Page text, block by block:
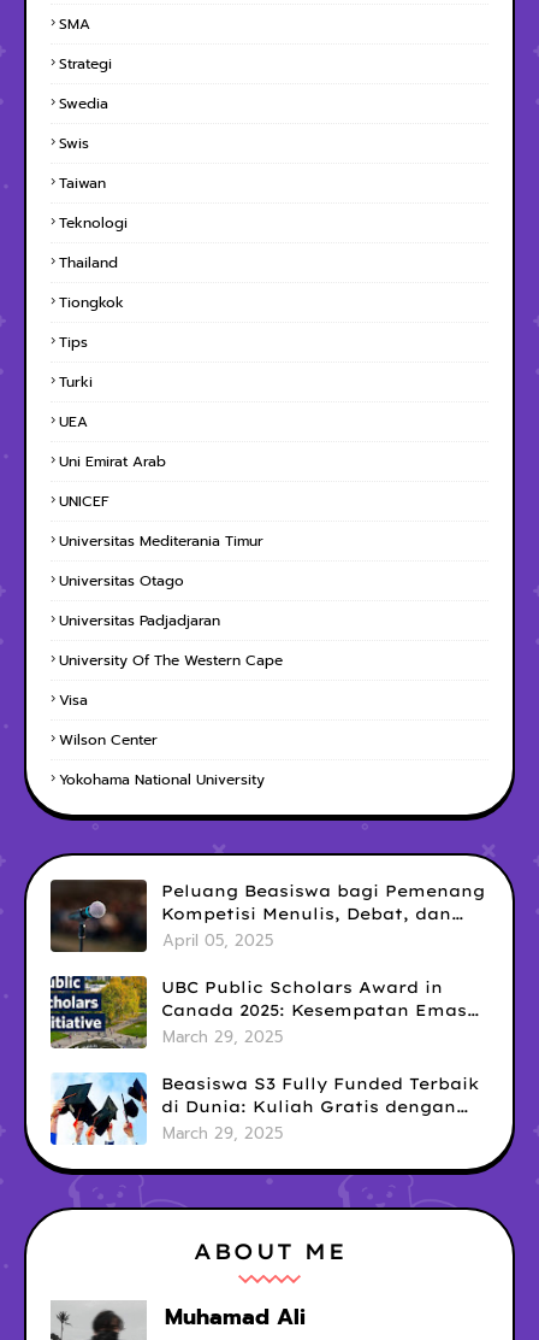
SMA
Strategi
Swedia
Swis
Taiwan
Teknologi
Thailand
Tiongkok
Tips
Turki
UEA
Uni Emirat Arab
UNICEF
Universitas Mediterania Timur
Universitas Otago
Universitas Padjadjaran
University Of The Western Cape
Visa
Wilson Center
Yokohama National University
Peluang Beasiswa bagi Pemenang
Kompetisi Menulis, Debat, dan
Public Speaking: Kesempatan
April 05, 2025
UBC Public Scholars Award in
Canada 2025: Kesempatan Emas
untuk Meraih Pendanaan
March 29, 2025
Beasiswa S3 Fully Funded Terbaik
di Dunia: Kuliah Gratis dengan
Tunjangan Hidup Mewah!
March 29, 2025
ABOUT ME
Muhamad Ali